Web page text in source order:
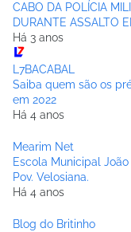
CABO DA POLÍCIA
DURANTE ASSALTO
Há 3 anos
L7BACABAL
Saiba quem são os
em 2022
Há 4 anos
Mearim Net
Escola Municipal
Pov. Velosiana.
Há 4 anos
Blog do Britinho